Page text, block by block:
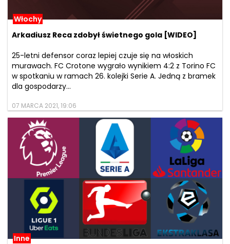
Włochy
Arkadiusz Reca zdobył świetnego gola [WIDEO]
25-letni defensor coraz lepiej czuje się na włoskich
murawach. FC Crotone wygrało wynikiem 4:2 z Torino FC
w spotkaniu w ramach 26. kolejki Serie A. Jedną z bramek
dla gospodarzy...
07 MARCA 2021, 19:06
Inne